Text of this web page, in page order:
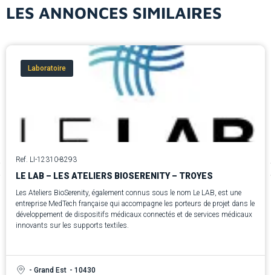
LES ANNONCES SIMILAIRES
Laboratoire
Ref. LI-12310-8293
LE LAB – LES ATELIERS BIOSERENITY – TROYES
Les Ateliers BioSerenity, également connus sous le nom Le LAB, est une
entreprise MedTech française qui accompagne les porteurs de projet dans le
développement de dispositifs médicaux connectés et de services médicaux
innovants sur les supports textiles.
- Grand Est - 10430